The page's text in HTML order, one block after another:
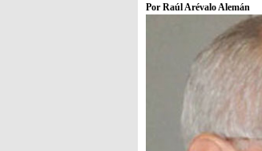
Por Raúl Arévalo Alemán